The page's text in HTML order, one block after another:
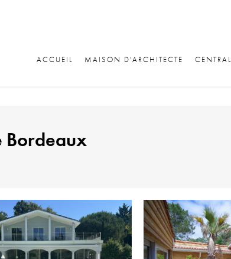
ACCUEIL MAISON D'ARCHITECTE
Bordeaux